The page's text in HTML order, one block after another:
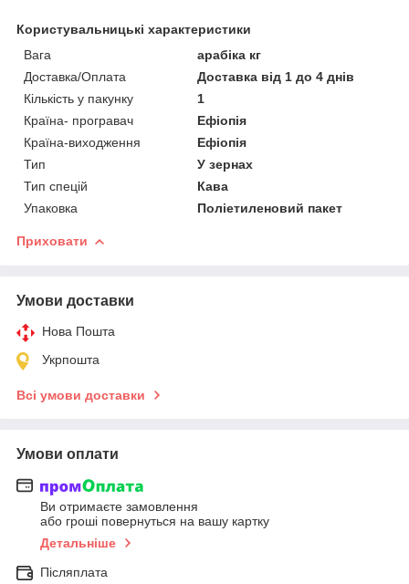
Користувальницькі характеристики
Вага
арабіка кг
Доставка/Оплата
Доставка від 1 до 4 днів
Кількість у пакунку
1
Країна- програвач
Ефіопія
Країна-виходження
Ефіопія
Тип
У зернах
Тип спецій
Кава
Упаковка
Поліетиленовий пакет
Приховати
Умови доставки
Нова Пошта
Укрпошта
Всі умови доставки
Умови оплати
Ви отримаєте замовлення
або гроші повернуться на вашу картку
Детальніше
Післяплата